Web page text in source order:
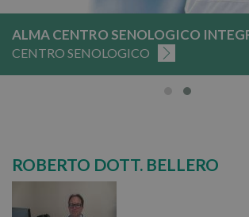
ALMA CENTRO SENOLOGICO
CENTRO SENOLOGICO
ROBERTO DOTT. BELLERO